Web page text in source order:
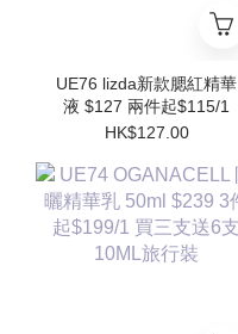
UE76 lizda新款腮紅精華
液 $127 兩件起$115/1
HK$127.00